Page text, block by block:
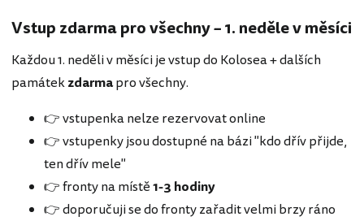
Vstup zdarma pro všechny – 1. neděle v měsíci
Každou 1. neděli v měsíci je vstup do Kolosea + dalších
památekzdarmapro všechny.
👉 vstupenka nelze rezervovat online
👉 vstupenky jsou dostupné na bázi "kdo dřív přijde,
ten dřív mele"
👉 fronty na místě1-3 hodiny
👉 doporučuji se do fronty zařadit velmi brzy ráno